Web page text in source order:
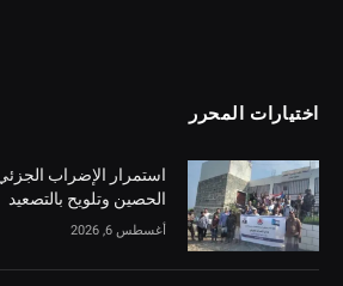
اختيارات المحرر
استمرار الإضراب
الحصين وتلويح بالتصعيد
أغسطس 6, 2026